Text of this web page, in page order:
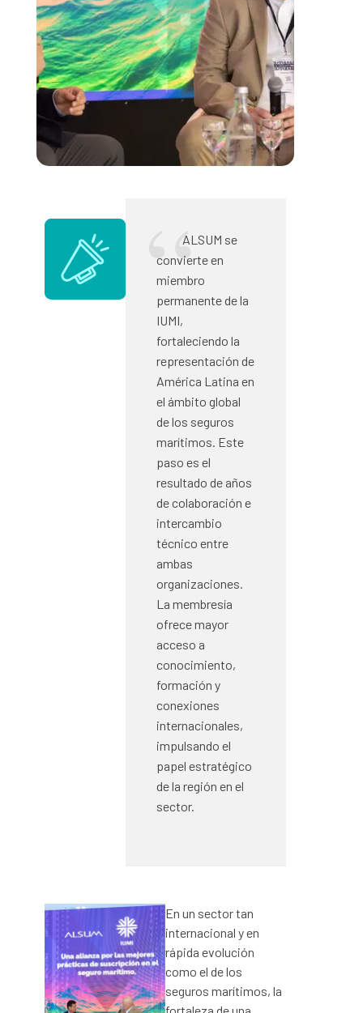
ALSUM se
convierte en
miembro
permanente de la
IUMI,
fortaleciendo la
representación de
América Latina en
el ámbito global
de los seguros
marítimos. Este
paso es el
resultado de años
de colaboración e
intercambio
técnico entre
ambas
organizaciones.
La membresía
ofrece mayor
acceso a
conocimiento,
formación y
conexiones
internacionales,
impulsando el
papel estratégico
de la región en el
sector.
En un sector tan
internacional y en
rápida evolución
como el de los
seguros marítimos, la
fortaleza de una